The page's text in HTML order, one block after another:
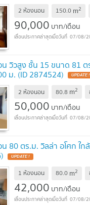
2 ห้องนอน 150.0 m2
90,000 บาท/เดือน
07/08/
วิวสูง ชั้น 15 ขนาด 81 ต
ม. (ID 2874524) UPDATE !
2 ห้องนอน 80.8 m2
50,000 บาท/เดือน
07/08/
80 ตร.ม. วิลล่า อโศก ใก
UPDATE !
1 ห้องนอน 80.0 m2
42,000 บาท/เดือน
07/08/